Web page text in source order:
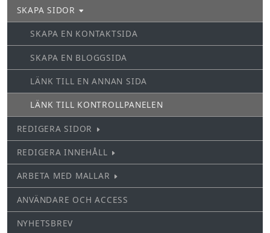
SKAPA SIDOR
SKAPA EN KONTAKTSIDA
SKAPA EN BLOGGSIDA
LÄNK TILL EN ANNAN SIDA
LÄNK TILL KONTROLLPANELEN
REDIGERA SIDOR
REDIGERA INNEHÅLL
ARBETA MED MALLAR
ANVÄNDARE OCH ACCESS
NYHETSBREV